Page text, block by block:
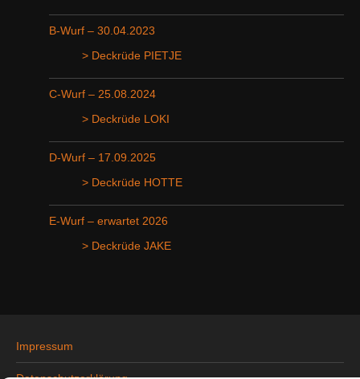
B-Wurf – 30.04.2023
> Deckrüde PIETJE
C-Wurf – 25.08.2024
> Deckrüde LOKI
D-Wurf – 17.09.2025
> Deckrüde HOTTE
E-Wurf – erwartet 2026
> Deckrüde JAKE
Impressum